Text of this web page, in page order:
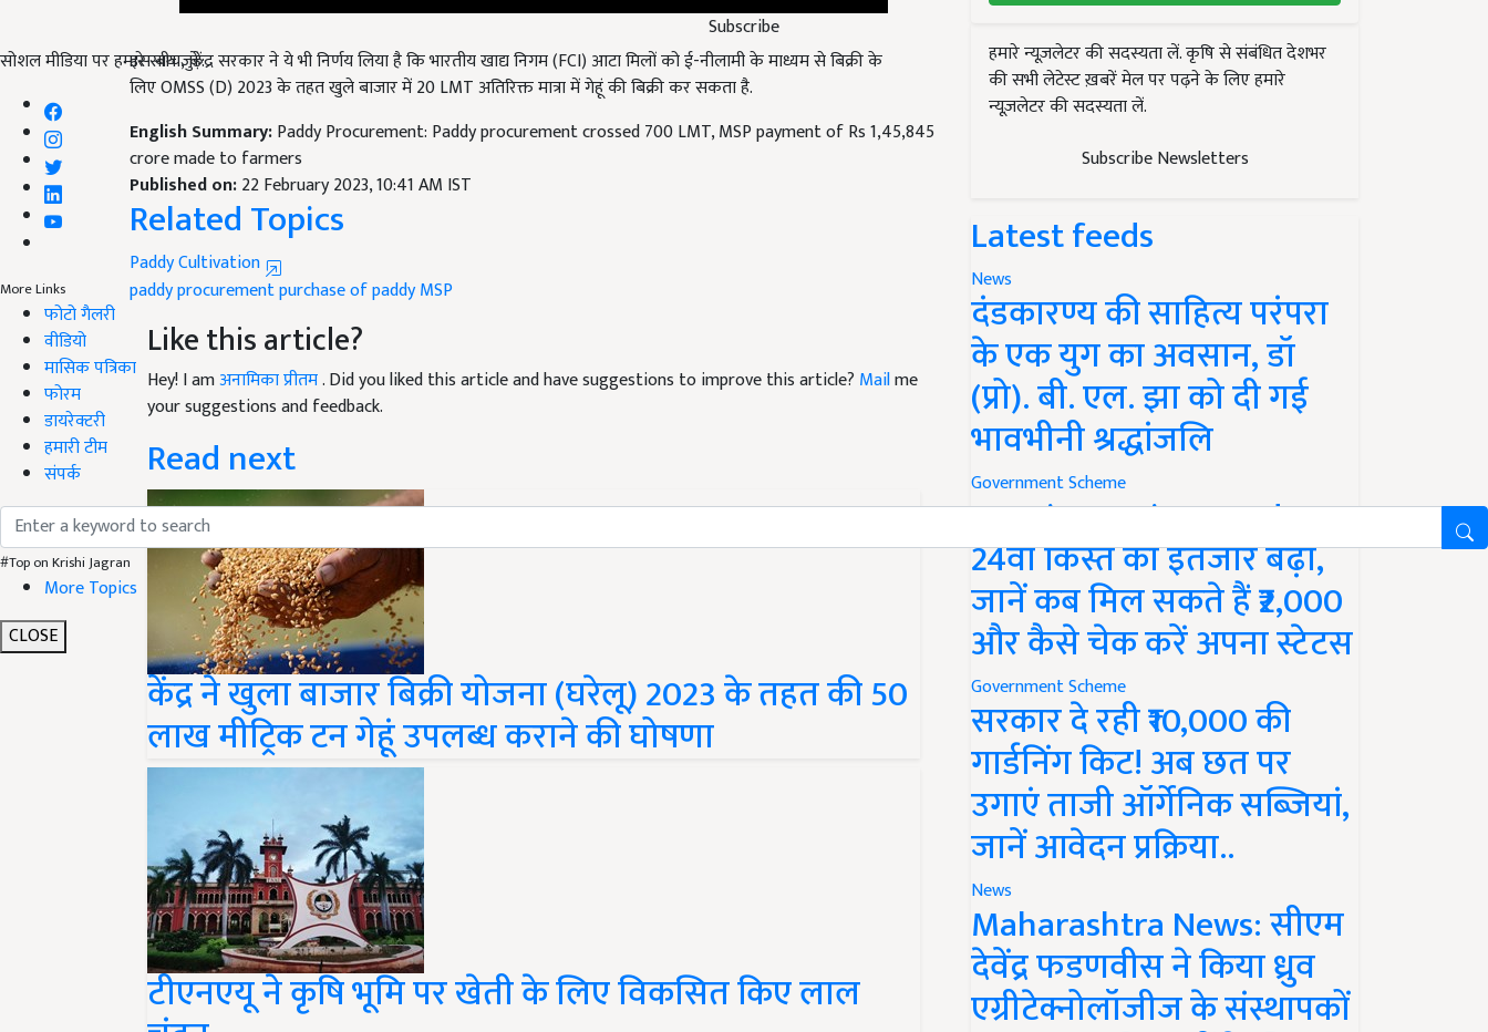
Subscribe
सोशल मीडिया पर हमारे साथ जुड़ें:
More Links
फोटो गैलरी
वीडियो
मासिक पत्रिका
फोरम
डायरेक्टरी
हमारी टीम
संपर्क
#Top on Krishi Jagran
More Topics
CLOSE
आटा मिलों को ई-नीलामी के माध्यम से बिक्री के
लिएOMSS (D)2023 के तहत खुले बाजार में 20LMTअतिरिक्त मात्रा में गेहूं की बिक्री कर सकता है.
English Summary:
Paddy Procurement: Paddy procurement crossed 700 LMT, MSP payment of Rs 1,45,845
crore made to farmers
Published on: 22 February 2023, 10:41 AM IST
Related Topics
Paddy Cultivation
paddy procurementpurchase of paddy
Like this article?
Hey! I amअनामिका प्रीतम. Did you liked this article and have suggestions to improve this article?
your suggestions and feedback.
Read next
केंद्र ने खुला बाजार बिक्री योजना (घरेलू) 2023 के तहत की 50
लाख मीट्रिक टन गेहूं उपलब्ध कराने की घोषणा
टीएनएयू ने कृषि भूमि पर खेती के लिए विकसित किए लाल
चंदन
हमारे न्यूज़लेटर की सदस्यता लें. कृषि से संबंधित देशभर
की सभी लेटेस्ट ख़बरें मेल पर पढ़ने के लिए हमारे
न्यूज़लेटर की सदस्यता लें.
Subscribe Newsletters
Latest feeds
News
दंडकारण्य की साहित्य परंपरा
के एक युग का अवसान, डॉ
(प्रो). बी. एल. झा को दी गई
भावभीनी श्रद्धांजलि
Government Scheme
PM Kisan Yojana Update:
24वीं किस्त का इंतजार बढ़ा,
जानें कब मिल सकते हैं ₹2,000
और कैसे चेक करें अपना स्टेटस
Government Scheme
सरकार दे रही ₹10,000 की
गार्डनिंग किट! अब छत पर
उगाएं ताजी ऑर्गेनिक सब्जियां,
जानें आवेदन प्रक्रिया..
News
Maharashtra News: सीएम
देवेंद्र फडणवीस ने किया ध्रुव
एग्रीटेक्नोलॉजीज के संस्थापकों